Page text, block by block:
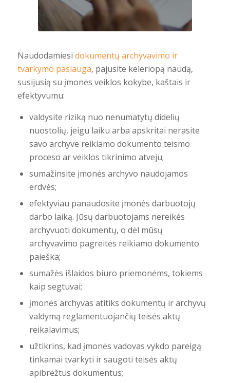
Naudodamiesi dokumentų archyvavimo ir
tvarkymo paslauga, pajusite keleriopą naudą,
susijusią su įmonės veiklos kokybe, kaštais ir
efektyvumu:
valdysite riziką nuo nenumatytų didelių
nuostolių, jeigu laiku arba apskritai nerasite
savo archyve reikiamo dokumento teismo
proceso ar veiklos tikrinimo atveju;
sumažinsite įmonės archyvo naudojamos
erdvės;
efektyviau panaudosite įmonės darbuotojų
darbo laiką. Jūsų darbuotojams nereikės
archyvuoti dokumentų, o dėl mūsų
archyvavimo pagreitės reikiamo dokumento
paieška;
sumažės išlaidos biuro priemonėms, tokiems
kaip segtuvai;
įmonės archyvas atitiks dokumentų ir archyvų
valdymą reglamentuojančių teisės aktų
reikalavimus;
užtikrins, kad įmonės vadovas vykdo pareigą
tinkamai tvarkyti ir saugoti teisės aktų
apibrėžtus dokumentus;